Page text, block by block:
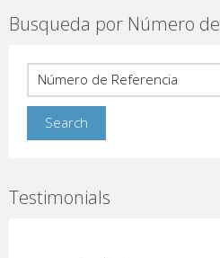
Busqueda por Número
Testimonials